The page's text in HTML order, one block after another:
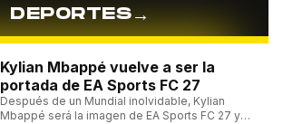
DEPORTES→
Kylian Mbappé vuelve a ser la
portada de EA Sports FC 27
Después de un Mundial inolvidable, Kylian
Mbappé será la imagen de EA Sports FC 27 y